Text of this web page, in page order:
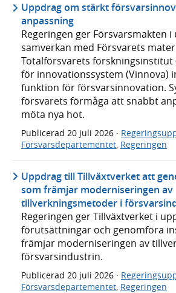
Uppdrag om stärkt
anpassning
Regeringen ger Försvarsmakten
samverkan med Försvarets
Totalförsvarets forskningsinstitut
för innovationssystem (Vinnova)
funktion för försvarsinnovation.
försvarets förmåga att snabbt
möta nya hot.
Publicerad 20 juli 2026 ·
Försvarsdepartementet, Regeringen
Uppdrag till Tillväxtverket att
som främjar moderniseringen av
tillverkningsmetoder i
Regeringen ger Tillväxtverket i
förutsättningar och genomföra
främjar moderniseringen av
försvarsindustrin.
Publicerad 20 juli 2026 ·
Försvarsdepartementet, Regeringen